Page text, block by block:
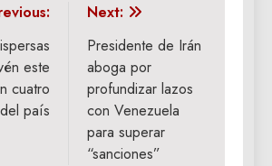
este
cuatro
país
Next:
Presidente de Irán
aboga por
profundizar lazos
con Venezuela
para superar
“sanciones”